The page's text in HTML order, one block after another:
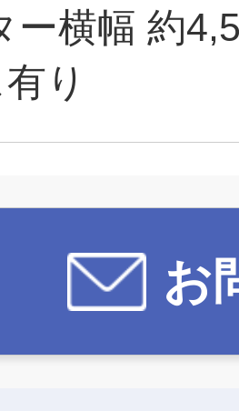
横幅 約
り
お